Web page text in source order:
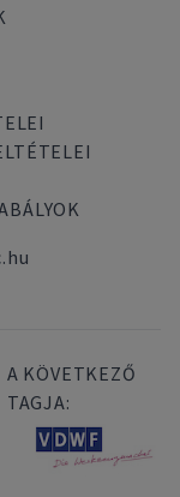
A KÖVETKEZŐ
TAGJA: